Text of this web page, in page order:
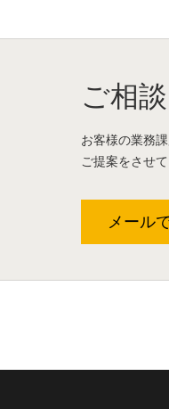
ご相
お客様の業務
ご提案をさせ
メール